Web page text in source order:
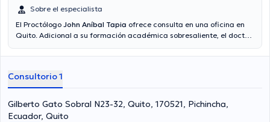
Sobre el especialista
El Proctólogo John Aníbal Tapia ofrece consulta en una oficina en
Quito. Adicional a su formación académica sobresaliente, el doctor
médico tiene numerosos años de experiencia laboral en su campo
de diversas asociaciones médicas. John Aníbal Tapia ha formado
parte en diversas conferencias con el fin de tener una formación
continua en su ámbito de especialización y ha difundido diversos
artículos.
Consultorio 1
Gilberto Gato Sobral N23-32, Quito, 170521, Pichincha,
Ecuador, Quito